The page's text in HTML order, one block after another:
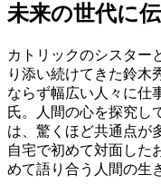
未来の世代に
カトリックのシスター
り添い続けてきた鈴木
ならず幅広い人々に仕
氏。人間の心を探究し
は、驚くほど共通点が
自宅で初めて対面した
めて語り合う人間の生